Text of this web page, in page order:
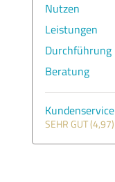
Nutzen
Leistungen
Durchführung
Beratung
Kundenservice
SEHR GUT (4,97)